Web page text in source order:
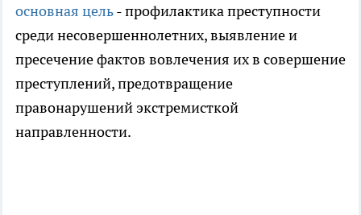
основная цель- профилактика преступности
среди несовершеннолетних, выявление и
пресечение фактов вовлечения их в совершение
преступлений, предотвращение
правонарушений экстремисткой
направленности.